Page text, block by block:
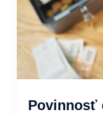
Povinnosť